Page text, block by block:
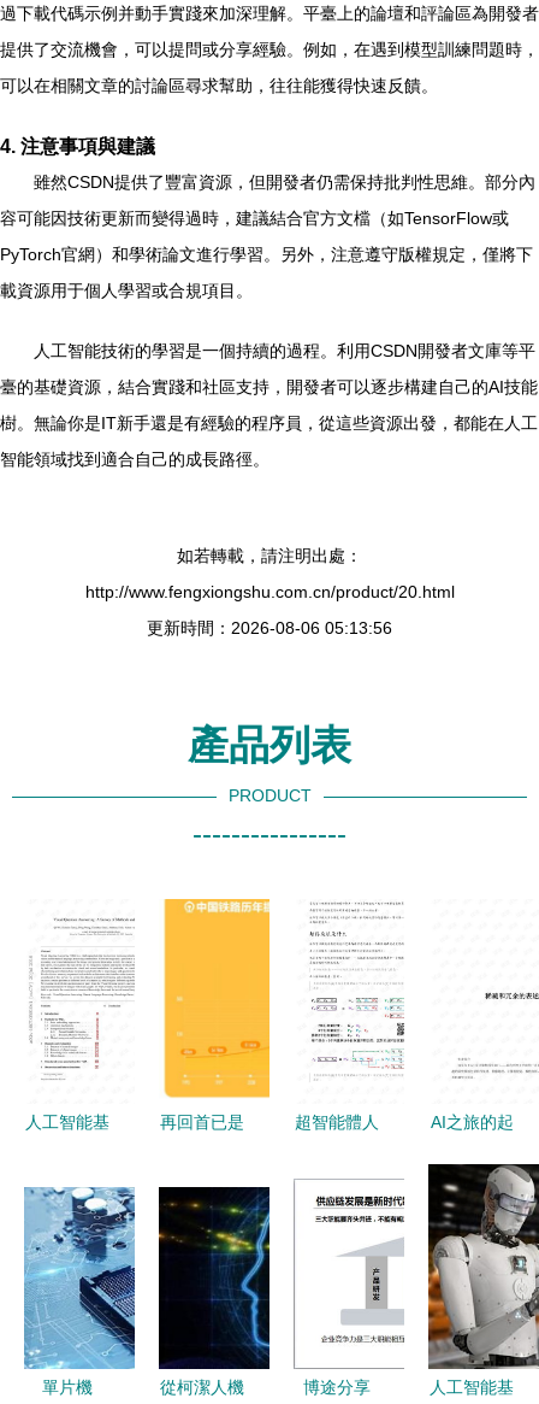
過下載代碼示例并動手實踐來加深理解。平臺上的論壇和評論區為開發者
提供了交流機會，可以提問或分享經驗。例如，在遇到模型訓練問題時，
可以在相關文章的討論區尋求幫助，往往能獲得快速反饋。
4. 注意事項與建議
雖然CSDN提供了豐富資源，但開發者仍需保持批判性思維。部分內
容可能因技術更新而變得過時，建議結合官方文檔（如TensorFlow或
PyTorch官網）和學術論文進行學習。另外，注意遵守版權規定，僅將下
載資源用于個人學習或合規項目。
人工智能技術的學習是一個持續的過程。利用CSDN開發者文庫等平
臺的基礎資源，結合實踐和社區支持，開發者可以逐步構建自己的AI技能
樹。無論你是IT新手還是有經驗的程序員，從這些資源出發，都能在人工
智能領域找到適合自己的成長路徑。
如若轉載，請注明出處：
http://www.fengxiongshu.com.cn/product/20.html
更新時間：2026-08-06 05:13:56
產品列表
PRODUCT
----------------
人工智能基
術
再回首已是
歸世界中心
——人工智
能基礎資源
超智能體人
基礎資源與
AI之旅的起
開發者文庫
獲取的人工
智能基礎資
源與技術
單片機 從柯潔人機 博途分享 人工智能基